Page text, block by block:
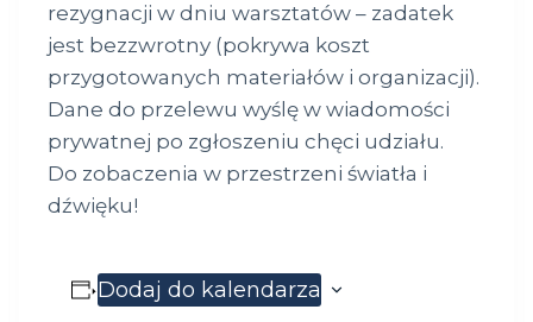
rezygnacji w dniu warsztatów – zadatek
jest bezzwrotny (pokrywa koszt
przygotowanych materiałów i organizacji).
Dane do przelewu wyślę w wiadomości
prywatnej po zgłoszeniu chęci udziału.
Do zobaczenia w przestrzeni światła i
dźwięku!
Dodaj do kalendarza